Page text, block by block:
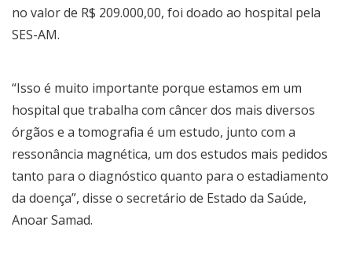
no valor de R$ 209.000,00, foi doado ao hospital pela
SES-AM.
“Isso é muito importante porque estamos em um
hospital que trabalha com câncer dos mais diversos
órgãos e a tomografia é um estudo, junto com a
ressonância magnética, um dos estudos mais pedidos
tanto para o diagnóstico quanto para o estadiamento
da doença”, disse o secretário de Estado da Saúde,
Anoar Samad.